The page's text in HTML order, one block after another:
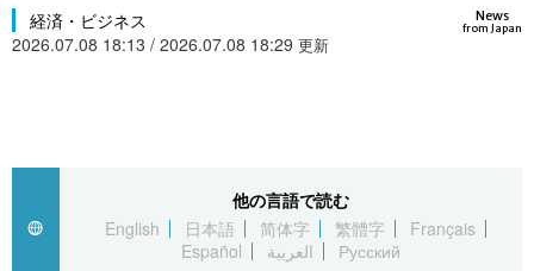
Русский
カテゴリー
国際
アーカイブ
Japan Data
国際・海外
文化
科学・技術
News
from Japan
経済・ビジネス
2026.07.08 18:13 / 2026.07.08 18:29 更新
他の言語で読む
English
日本語 简体字 繁體字
Français
Español
العربية Русский